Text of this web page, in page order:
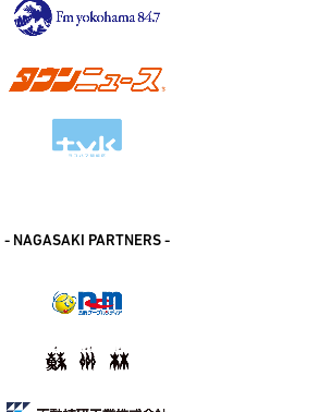
- NAGASAKI PARTNERS -